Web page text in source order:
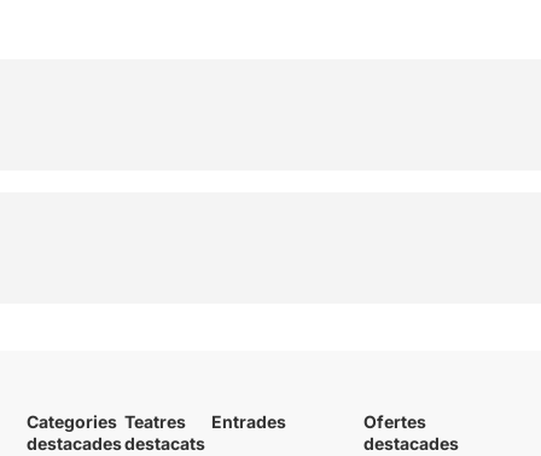
Categories
destacades
Teatres
destacats
Entrades
Ofertes
destacades